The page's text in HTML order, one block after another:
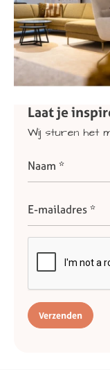
Laatje
Wij sturen het
Verzenden